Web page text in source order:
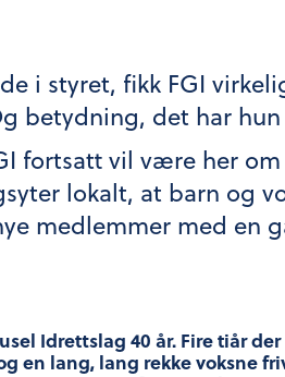
i styret, fikk FGI
betydning, det har
fortsatt vil være her
lokalt, at barn og
medlemmer med en
Idrettslag 40 år. Fire tiår
en lang, lang rekke voksne